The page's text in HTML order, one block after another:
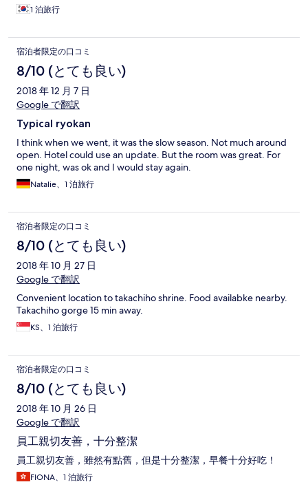
1 泊旅行
宿泊者限定の口コミ
8/10 (とても良い)
2018 年 12 月 7 日
Google で翻訳
Typical ryokan
I think when we went, it was the slow season. Not much around
open. Hotel could use an update. But the room was great. For
one night, was ok and I would stay again.
Natalie、1 泊旅行
宿泊者限定の口コミ
8/10 (とても良い)
2018 年 10 月 27 日
Google で翻訳
Convenient location to takachiho shrine. Food availabke nearby.
Takachiho gorge 15 min away.
KS、1 泊旅行
宿泊者限定の口コミ
8/10 (とても良い)
2018 年 10 月 26 日
Google で翻訳
員工親切友善，十分整潔
員工親切友善，雖然有點舊，但是十分整潔，早餐十分好吃！
FIONA、1 泊旅行